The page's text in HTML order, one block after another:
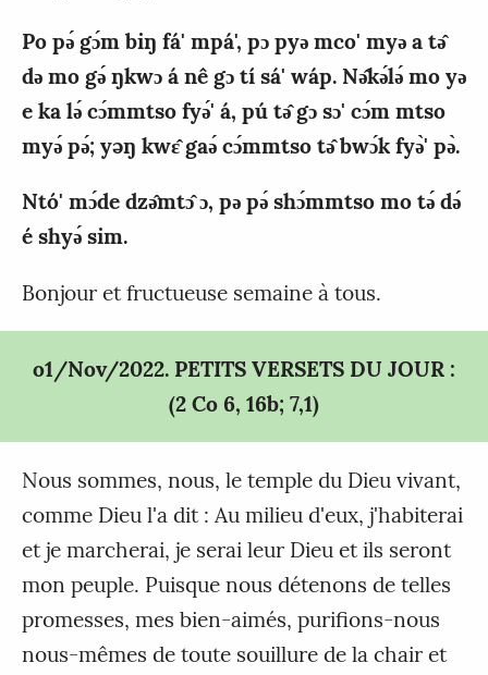
Po pǝ́ gɔ́m biŋ fá' mpá', pɔ pyǝ mco' myǝ a tǝ̂
dǝ mo gǝ́ ŋkwɔ á nê gɔ tí sá' wáp. Nǝ̂kǝ́lǝ́ mo yǝ
e ka lǝ́ cɔ́mmtso fyǝ́' á, pú tǝ̂ gɔ sɔ' cɔ́m mtso
myǝ́ pǝ́; yəŋ kwɛ̂ gaǝ́ cɔ́mmtso tǝ̂ bwɔ́k fyǝ̀' pǝ̀.
Ntó' mɔ́de dzǝ̂mtɔ̂ ɔ, pǝ pǝ́ shɔ́mmtso mo tǝ́ dǝ́
é shyǝ́ sim.
Bonjour et fructueuse semaine à tous.
o1/Nov/2022. PETITS VERSETS DU JOUR :
(2 Co 6, 16b; 7,1)
Nous sommes, nous, le temple du Dieu vivant,
comme Dieu l'a dit : Au milieu d'eux, j'habiterai
et je marcherai, je serai leur Dieu et ils seront
mon peuple. Puisque nous détenons de telles
promesses, mes bien-aimés, purifions-nous
nous-mêmes de toute souillure de la chair et